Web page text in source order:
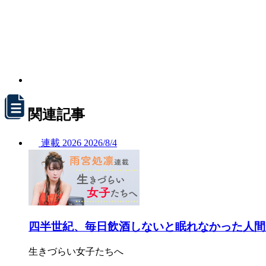
関連記事
連載 2026 2026/8/4
四半世紀、毎日飲酒しないと眠れなかった人
生きづらい女子たちへ